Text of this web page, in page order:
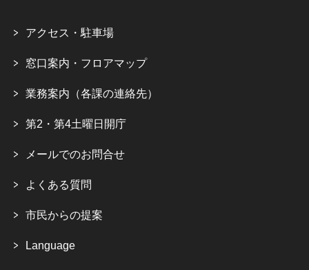
アクセス・駐車場
窓口案内・フロアマップ
業務案内（各課の連絡先）
第2・第4土曜日開庁
メールでのお問合せ
よくある質問
市民からの提案
Language